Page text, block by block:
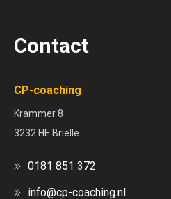
Contact
CP-coaching
Krammer 8
3232 HE Brielle
0181 851 372
info@cp-coaching.nl